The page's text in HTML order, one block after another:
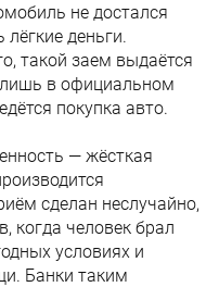
не достался
лёгкие деньги.
такой заем выдаётся
в официальном
покупка авто.
— жёсткая
сделан неслучайно,
когда человек брал
условиях и
Банки таким